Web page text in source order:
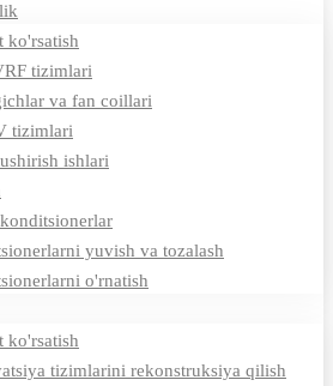
ko'rsatish
tizimlari
va fan coillari
tizimlari
ishlari
yuvish va tozalash
o'rnatish
ko'rsatish
tizimlarini rekonstruksiya qilish